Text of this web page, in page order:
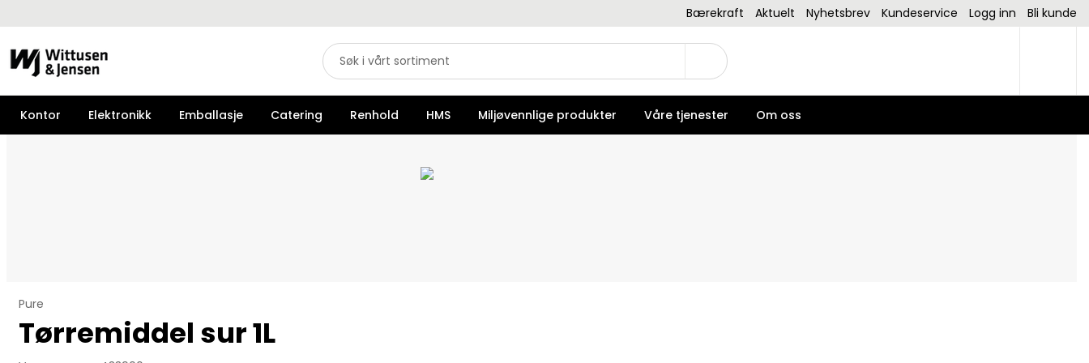
Bærekraft Aktuelt Nyhetsbrev Kundeservice Logg inn Bli kunde
Kontor Elektronikk Emballasje Catering Renhold HMS Miljøvennlige produkter Våre tjenester Om oss
Pure
Tørremiddel sur 1L